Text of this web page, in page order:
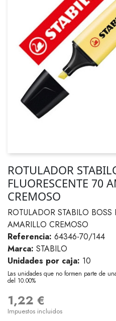
ROTULADOR
FLUORESCENTE 70
CREMOSO
ROTULADOR STABILO BOSS
AMARILLO CREMOSO
Referencia: 64346-70/144
Marca: STABILO
Unidades por caja: 10
Las unidades que no formen parte de
del 10.00%
1,22 €
Impuestos incluidos